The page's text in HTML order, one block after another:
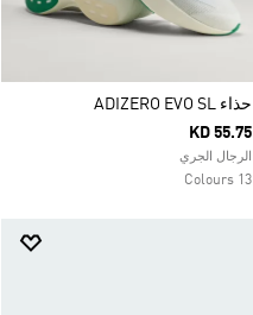
حذاء ADIZERO EVO SL
KD 55.75
الرجال الجري
13 Colours